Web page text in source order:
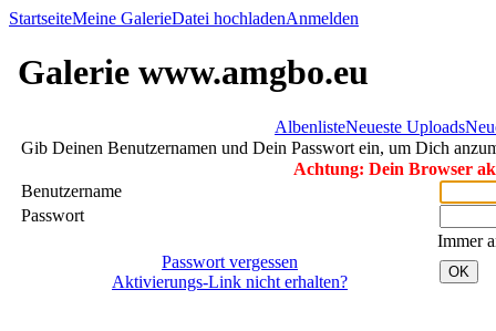
StartseiteMeine GalerieDatei hochladenAnmelden
Galerie www.amgbo.eu
AlbenlisteNeueste Uploads
Gib Deinen Benutzernamen und Dein Passwort ein, um Dich
Achtung: Dein Browser
Benutzername
Passwort
Immer
Passwort vergessen
Aktivierungs-Link nicht erhalten?
OK